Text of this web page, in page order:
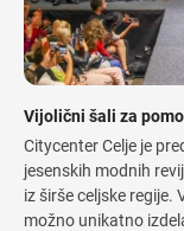
Vijolični šali za
Citycenter Celje je
jesenskih modnih
iz širše celjske regije.
možno unikatno